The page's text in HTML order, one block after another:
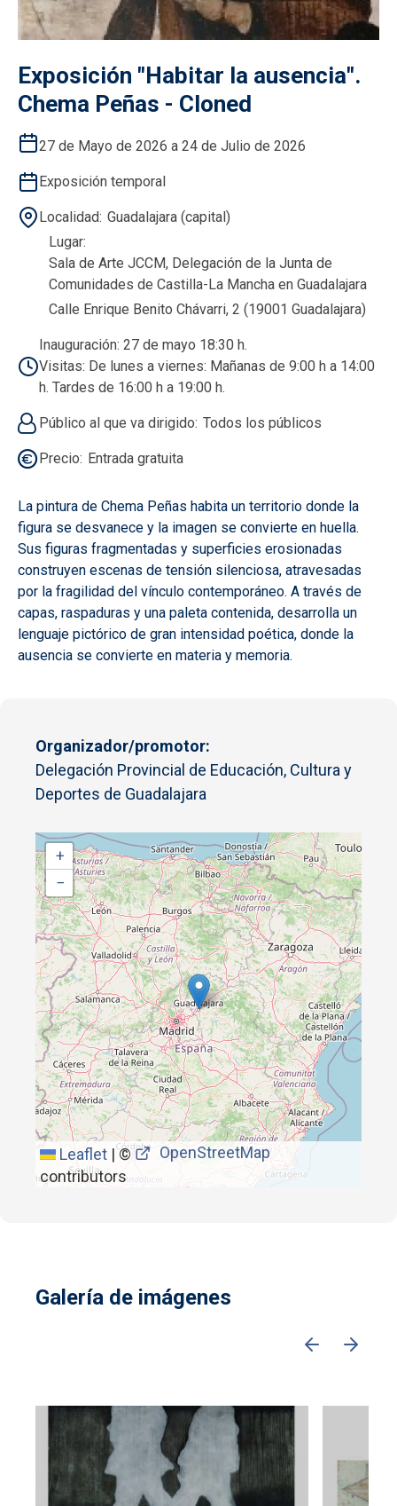
Exposición "Habitar la ausencia".
Chema Peñas - Cloned
27 de Mayo de 2026 a 24 de Julio de 2026
Exposición temporal
Localidad Guadalajara (capital)
Lugar
Sala de Arte JCCM, Delegación de la Junta de
Comunidades de Castilla-La Mancha en Guadalajara
Calle Enrique Benito Chávarri, 2 (19001 Guadalajara)
Inauguración: 27 de mayo 18:30 h.
Visitas: De lunes a viernes: Mañanas de 9:00 h a 14:00
h. Tardes de 16:00 h a 19:00 h.
Público al que va dirigido Todos los públicos
Precio Entrada gratuita
La pintura de Chema Peñas habita un territorio donde la
figura se desvanece y la imagen se convierte en huella.
Sus figuras fragmentadas y superficies erosionadas
construyen escenas de tensión silenciosa, atravesadas
por la fragilidad del vínculo contemporáneo. A través de
capas, raspaduras y una paleta contenida, desarrolla un
lenguaje pictórico de gran intensidad poética, donde la
ausencia se convierte en materia y memoria.
Organizador/promotor
Delegación Provincial de Educación, Cultura y
Deportes de Guadalajara
+
−
Leaflet |©
OpenStreetMap
contributors
Galería de imágenes